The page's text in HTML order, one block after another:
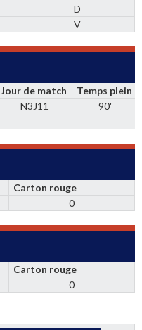
D
V
Jour de match
Temps plein
N3J11 90'
Carton rouge
0
Carton rouge
0